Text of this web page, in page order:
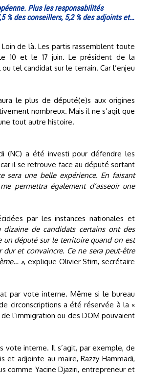
Plus les responsabilités
% des conseillers, 5,2 % des adjoints et…
de là. Les partis rassemblent toute
10 et le 17 juin. Le président de la
tel candidat sur le terrain. Car l’enjeu
le plus de député(e)s aux origines
nombreux. Mais il ne s’agit que
tout autre histoire.
(NC) a été investi pour défendre les
il se retrouve face au député sortant
sera une belle expérience. En faisant
permettra également d’asseoir une
par les instances nationales et
de candidats certains ont des
député sur le territoire quand on est
et convaincre. Ce ne sera peut-être
», explique Olivier Stirn, secrétaire
par vote interne. Même si le bureau
circonscriptions a été réservée à la «
l’immigration ou des DOM pouvaient
vote interne. Il s’agit, par exemple, de
et adjointe au maire, Razzy Hammadi,
comme Yacine Djaziri, entrepreneur et